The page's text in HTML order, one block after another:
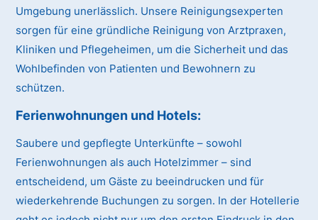
Umgebung unerlässlich. Unsere Reinigungsexperten
sorgen für eine gründliche Reinigung von Arztpraxen,
Kliniken und Pflegeheimen, um die Sicherheit und das
Wohlbefinden von Patienten und Bewohnern zu
schützen.
Ferienwohnungen und Hotels:
Saubere und gepflegte Unterkünfte – sowohl
Ferienwohnungen als auch Hotelzimmer – sind
entscheidend, um Gäste zu beeindrucken und für
wiederkehrende Buchungen zu sorgen. In der Hotellerie